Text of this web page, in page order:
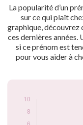
La popularité d’un
sur ce qui plaît
graphique, découvrez
ces dernières années.
si ce prénom est
pour vous aider à
2012
5
2013
5
2014
5
2015
5
2016
5
2017
10
2021